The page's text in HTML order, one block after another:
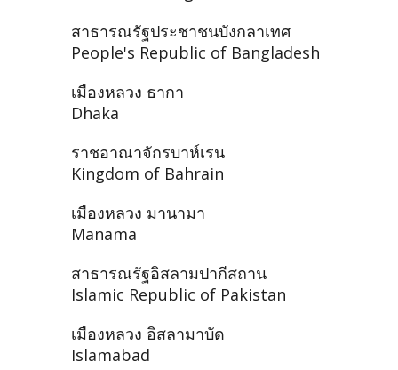
สาธารณรัฐประชาชนบังกลาเทศ
People's Republic of Bangladesh
เมืองหลวง ธากา
Dhaka
ราชอาณาจักรบาห์เรน
Kingdom of Bahrain
เมืองหลวง มานามา
Manama
สาธารณรัฐอิสลามปากีสถาน
Islamic Republic of Pakistan
เมืองหลวง อิสลามาบัด
Islamabad